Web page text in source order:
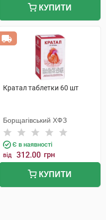
КУПИТИ
Кратал таблетки 60 шт
Борщагівський ХФЗ
Є в наявності
від 312.00 грн
КУПИТИ